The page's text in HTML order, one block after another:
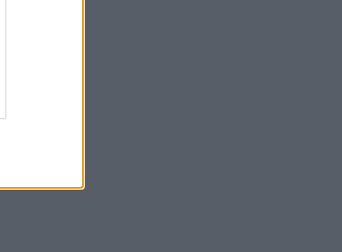
Τρόμος στη Ρωσία: Εκατομμύρια